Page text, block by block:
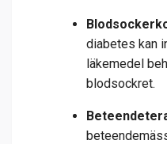
diabetes kan
läkemedel
blodsockret.